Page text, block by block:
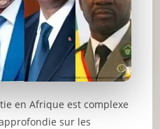
en Afrique est complexe
sur les